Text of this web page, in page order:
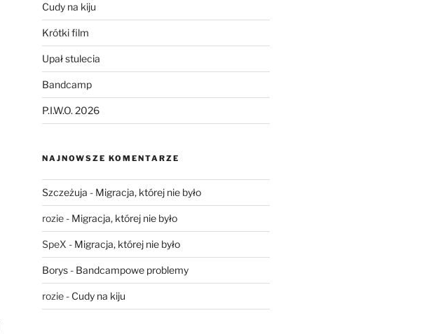
Cudy na kiju
Krótki film
Upał stulecia
Bandcamp
P.I.W.O. 2026
NAJNOWSZE KOMENTARZE
Szczeżuja - Migracja, której nie było
rozie- Migracja, której nie było
SpeX - Migracja, której nie było
Borys- Bandcampowe problemy
rozie- Cudy na kiju